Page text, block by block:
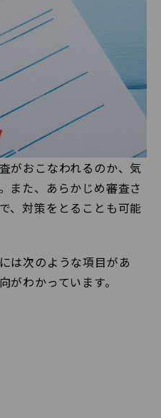
がおこなわれるのか、気
また、あらかじめ審査さ
、対策をとることも可能
は次のような項目があ
がわかっています。